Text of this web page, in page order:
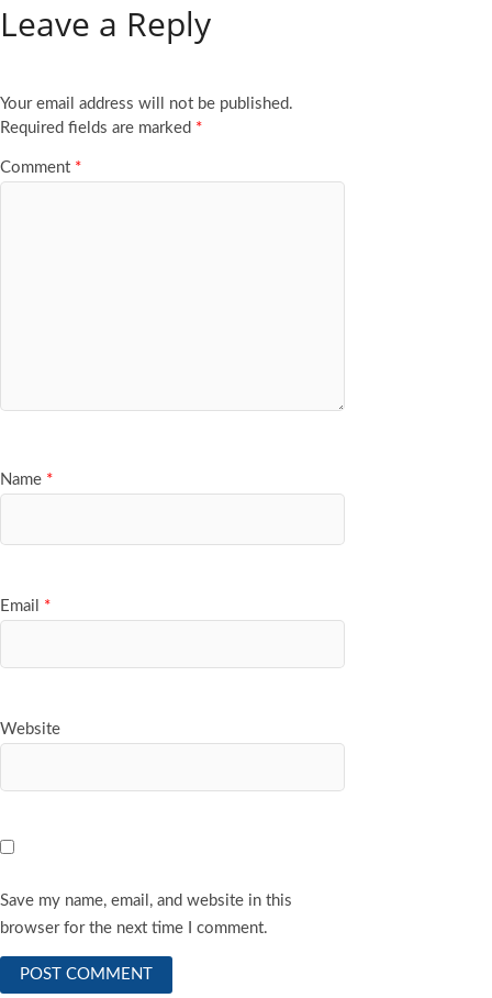
Leave a Reply
Your email address will not be published.
Required fields are marked *
Comment *
Name *
Email *
Website
Save my name, email, and website in this
browser for the next time I comment.